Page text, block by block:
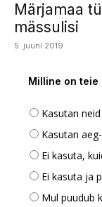
Märjamaa
mässulisi
5. juuni 2019
Milline on
Kasutan
Kasutan
Ei kasuta,
Ei kasuta ja
Mul puudub